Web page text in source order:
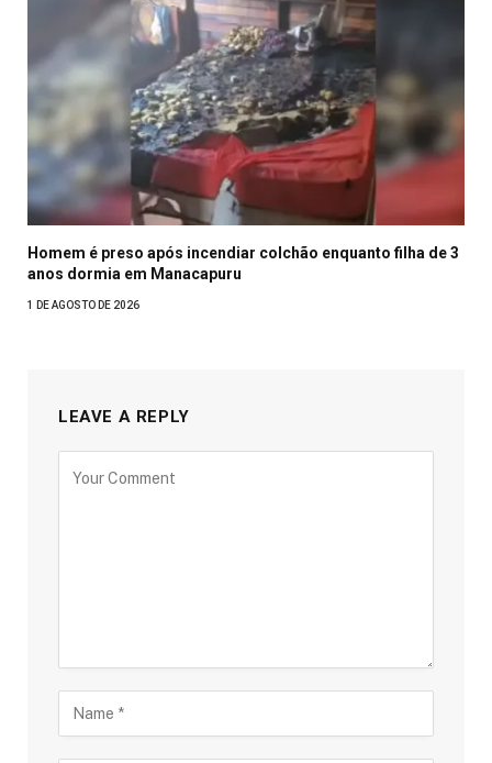
Homem é preso após incendiar colchão enquanto filha de 3
anos dormia em Manacapuru
1 DE AGOSTO DE 2026
LEAVE A REPLY